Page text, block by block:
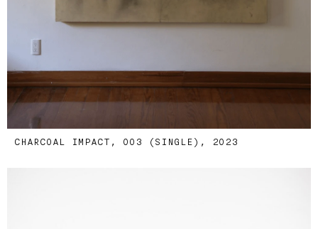
CHARCOAL IMPACT, 003 (SINGLE), 2023